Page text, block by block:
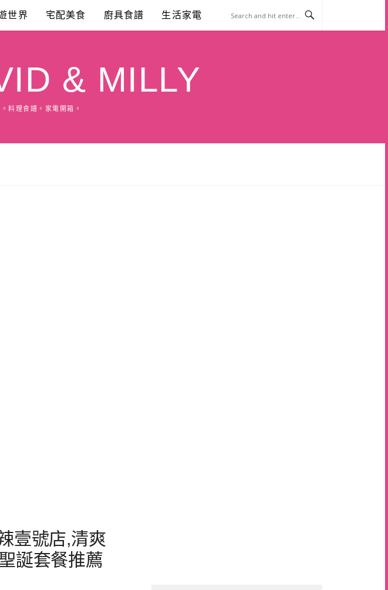
世界 宅配美食 廚具食譜 生活家電
& MILLY
料理食譜。家電開箱。
壹號店,清爽
誕套餐推薦